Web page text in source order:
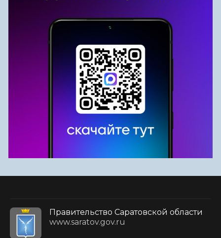
Правительство Саратовской области
www.saratov.gov.ru